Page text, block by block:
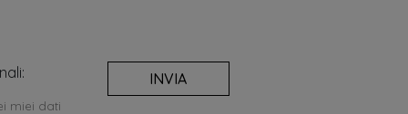
miei dati
INVIA